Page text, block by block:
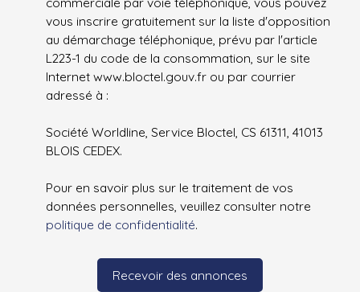
vous inscrire gratuitement sur la liste d'opposition
au démarchage téléphonique, prévu par l'article
L223-1 du code de la consommation, sur le site
Internet www.bloctel.gouv.fr ou par courrier
adressé à :
Société Worldline, Service Bloctel, CS 61311, 41013
BLOIS CEDEX.
Pour en savoir plus sur le traitement de vos
données personnelles, veuillez consulter notre
politique de confidentialité.
Recevoir des annonces